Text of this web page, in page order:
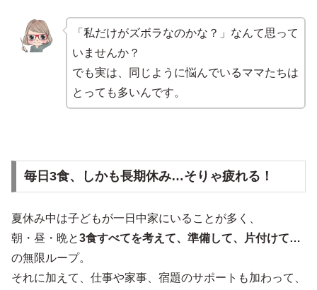
「私だけがズボラなのかな？」なんて思って
いませんか？
でも実は、同じように悩んでいるママたちは
とっても多いんです。
毎日3食、しかも長期休み…そりゃ疲れる！
夏休み中は子どもが一日中家にいることが多く、
朝・昼・晩と3食すべてを考えて、準備して、片付けて…
の無限ループ。
それに加えて、仕事や家事、宿題のサポートも加わって、